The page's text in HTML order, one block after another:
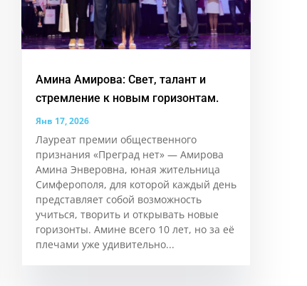
Амина Амирова: Свет, талант и
стремление к новым горизонтам.
Янв 17, 2026
Лауреат премии общественного
признания «Преград нет» — Амирова
Амина Энверовна, юная жительница
Симферополя, для которой каждый день
представляет собой возможность
учиться, творить и открывать новые
горизонты. Аминe всего 10 лет, но за её
плечами уже удивительно...